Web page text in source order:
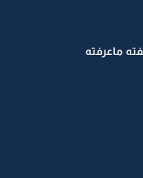
ماعرفته